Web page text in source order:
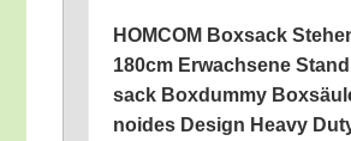
HOMCOM Box­sack
180cm Erwach­se­ne
sack Box­dum­my
no­ides Design Hea­vy